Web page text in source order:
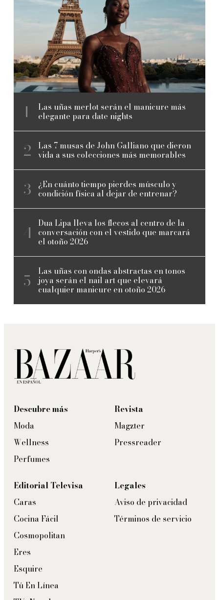
Las uñas merlot serán el manicure más
elegante para date nights
Las 7 musas de John Galliano que dieron
vida a sus colecciones más memorables
¿En cuánto tiempo pierdes músculo y
condición física al dejar de entrenar?
Dua Lipa lleva los flecos al centro de la
conversación con el vestido que marcará
el otoño 2026
Las uñas con ondas abstractas en tonos
joya serán el nail art que elevará
cualquier manicure en otoño 2026
Descubre más
Moda
Wellness
Perfumes
Revista
Magzter
Pressreader
Editorial Televisa
Caras
Cocina Fácil
Cosmopolitan
Eres
Esquire
Tú En Línea
Legales
Aviso de privacidad
Términos de servicio